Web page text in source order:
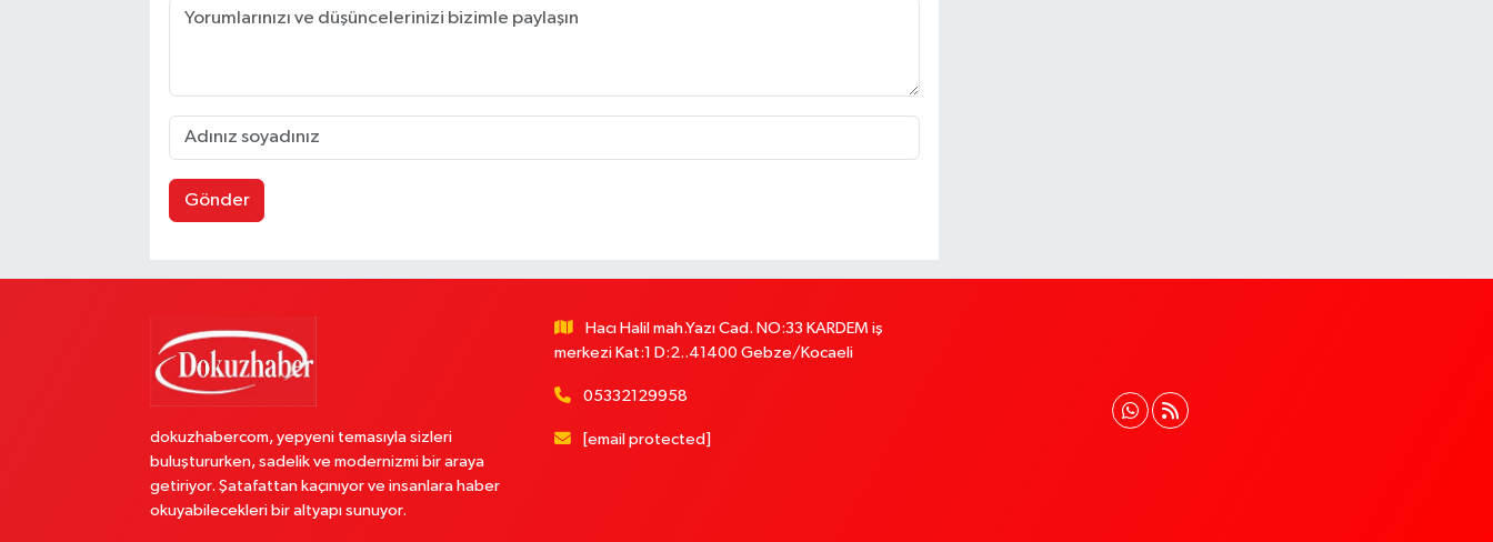
Gönder
dokuzhabercom, yepyeni temasıyla sizleri
buluştururken, sadelik ve modernizmi bir araya
getiriyor. Şatafattan kaçınıyor ve insanlara haber
okuyabilecekleri bir altyapı sunuyor.
Hacı Halil mah.Yazı Cad. NO:33 KARDEM iş
merkezi Kat:1 D:2..41400 Gebze/Kocaeli
05332129958
[email protected]